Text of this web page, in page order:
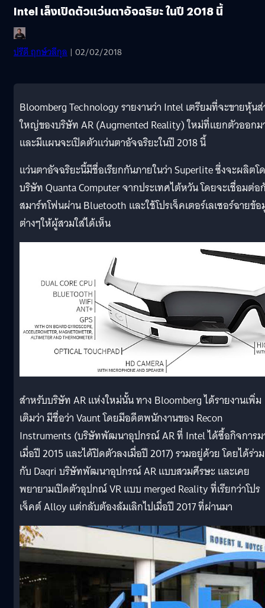
Intel เล็งเปิดตัวแว่นตาอัจฉริยะ ในปี 2018 นี้
ปรีดี ฤกษ์วลีกุล | 02/02/2018
Bloomberg Technology รายงานว่า Intel เตรียมที่จะขายหุ้น
ใหญ่ของบริษัท AR (Augmented Reality) ใหม่ที่แยกตัวออกม
และมีแผนจะเปิดตัวแว่นตาอัจฉริยะในปี 2018 นี้
แว่นตาอัจฉริยะนี้มีชื่อเรียกกันภายในว่า Superlite ซึ่งจะผลิตโ
บริษัท Quanta Computer จากประเทศไต้หวัน โดยจะเชื่อมต่อ
สมาร์ทโฟนผ่าน Bluetooth และใช้โปรเจ็คเตอร์เลเซอร์ฉายข้
ต่างๆให้ผู้สวมใส่ได้เห็น
สำหรับบริษัท AR แห่งใหม่นั้น ทาง Bloomberg ได้รายงานเพิ่ม
เติมว่า มีชื่อว่า Vaunt โดยมีอดีตพนักงานของ Recon
Instruments (บริษัทพัฒนาอุปกรณ์ AR ที่ Intel ได้ซื้อกิจการ
เมื่อปี 2015 และได้ปิดตัวลงเมื่อปี 2017) รวมอยู่ด้วย โดยได้ร่วม
กับ Daqri บริษัทพัฒนาอุปกรณ์ AR แบบสวมศีรษะ และเคย
พยายามเปิดตัวอุปกณ์ VR แบบ merged Reality ที่เรียกว่าโปร
เจ็คต์ Alloy แต่กลับต้องล้มเลิกไปเมื่อปี 2017 ที่ผ่านมา